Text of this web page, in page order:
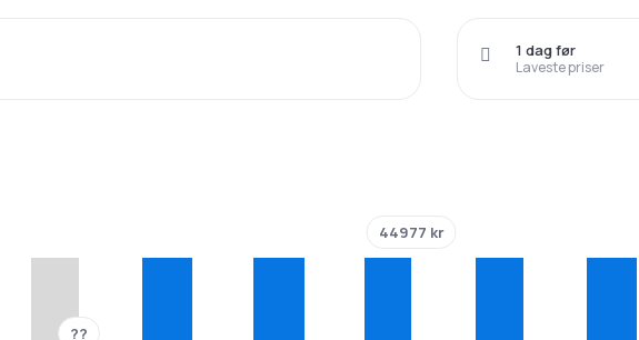
Laveste priser
1 dag før
??
44977 kr